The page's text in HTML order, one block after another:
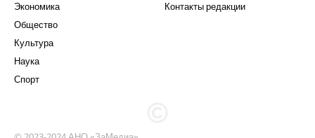
Экономика
Общество
Культура
Наука
Спорт
Контакты редакции